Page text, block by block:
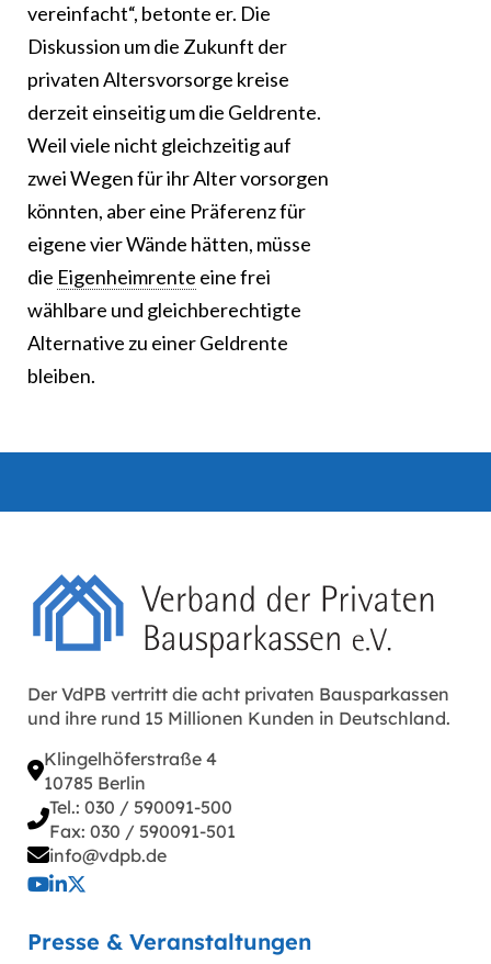
vereinfacht“, betonte er. Die
Diskussion um die Zukunft der
privaten Altersvorsorge kreise
derzeit einseitig um die Geldrente.
Weil viele nicht gleichzeitig auf
zwei Wegen für ihr Alter vorsorgen
könnten, aber eine Präferenz für
eigene vier Wände hätten, müsse
die Eigenheimrente eine frei
wählbare und gleichberechtigte
Alternative zu einer Geldrente
bleiben.
Der VdPB vertritt die acht privaten Bausparkassen
und ihre rund 15 Millionen Kunden in Deutschland.
Klingelhöferstraße 4
10785 Berlin
Tel.: 030 / 590091-500
Fax: 030 / 590091-501
info@vdpb.de
Presse & Veranstaltungen